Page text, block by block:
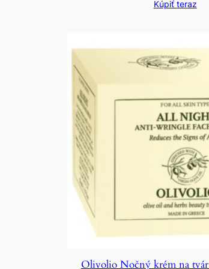
Kúpiť teraz
Olivolio Nočný krém na